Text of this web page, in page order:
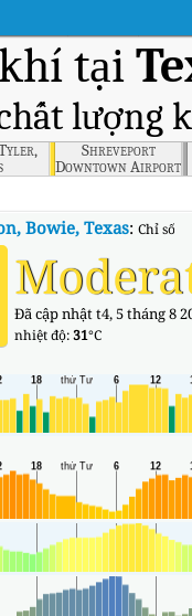
tại
lượng
Shreveport
Downtown Airport
Site, Louisiana
Bowie, Texas: Chỉ số
Đã cập nhật t4, 5 tháng 8
nhiệt độ:31°C